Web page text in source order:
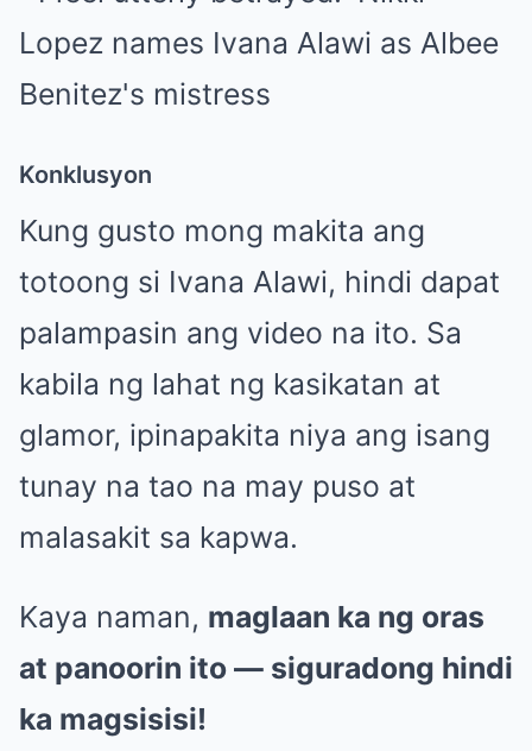
Konklusyon
Kung gusto mong makita ang
totoong si Ivana Alawi, hindi dapat
palampasin ang video na ito. Sa
kabila ng lahat ng kasikatan at
glamor, ipinapakita niya ang isang
tunay na tao na may puso at
malasakit sa kapwa.
Kaya naman, maglaan ka ng oras
at panoorin ito — siguradong hindi
ka magsisisi!